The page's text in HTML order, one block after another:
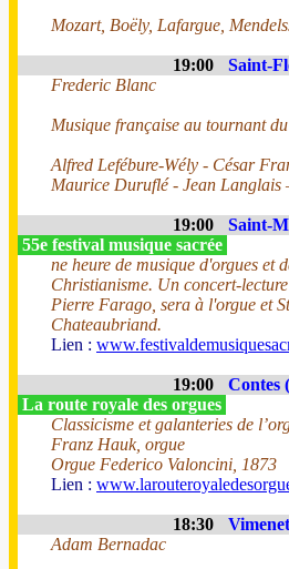
Mozart, Boëly, Lafargue,
19:00 Saint-
Frederic Blanc
Musique française au tournant
Alfred Lefébure-Wély - César
Maurice Duruflé - Jean Langlais
19:00 Saint-
55e festival musique sacrée
ne heure de musique d'orgues et
Christianisme. Un concert-
Pierre Farago, sera à l'orgue et
Chateaubriand.
Lien :
19:00
Contes
La route royale des orgues
Classicisme et galanteries de
Franz Hauk, orgue
Orgue Federico Valoncini, 1873
Lien :
18:30
Adam Bernadac